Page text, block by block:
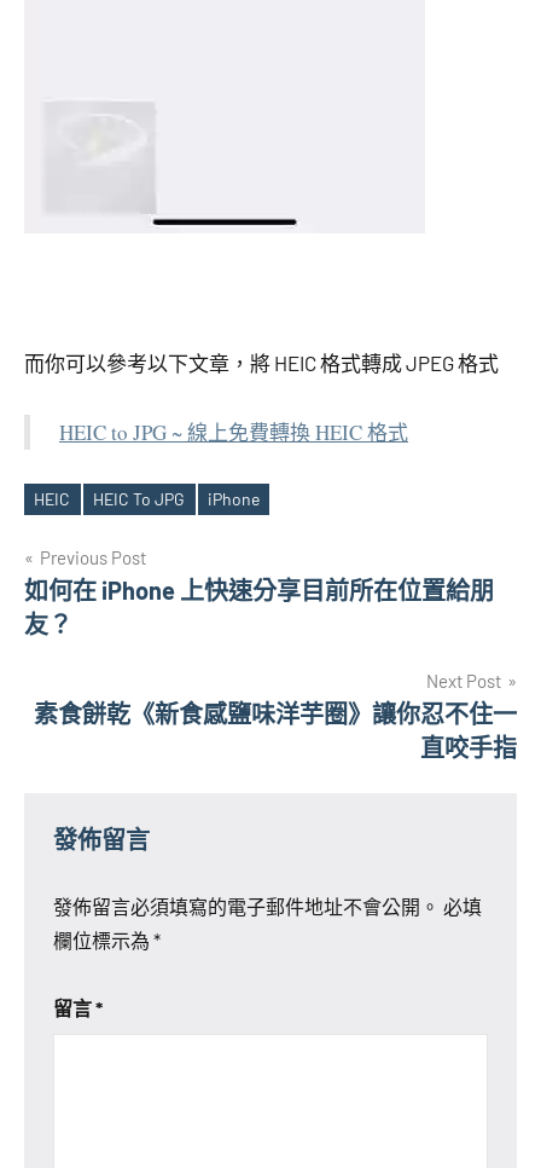
而你可以參考以下文章，將 HEIC 格式轉成 JPEG 格式
HEIC to JPG ~ 線上免費轉換 HEIC 格式
Tags
HEIC HEIC To JPG iPhone
文
章
覽
Previous Post
如何在 iPhone 上快速分享目前所在位置給朋
友？
Next Post
素食餅乾《新食感鹽味洋芋圈》讓你忍不住一
直咬手指
發佈留言
發佈留言必須填寫的電子郵件地址不會公開。 必填
欄位標示為 *
留言*